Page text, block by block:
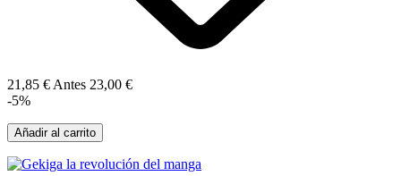
21,85 € Antes 23,00 €
-5%
Añadir al carrito